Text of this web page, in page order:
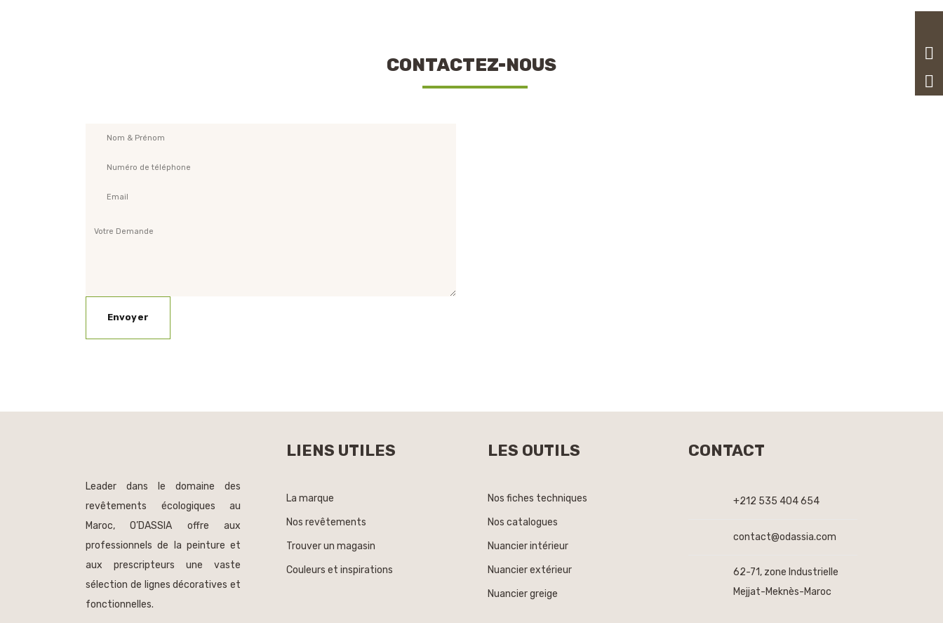
CONTACTEZ-NOUS
Leader dans le domaine des
revêtements écologiques au
Maroc, O’DASSIA offre aux
professionnels de la peinture et
aux prescripteurs une vaste
sélection de lignes décoratives et
fonctionnelles.
LIENS UTILES
La marque
Nos revêtements
Trouver un magasin
Couleurs et inspirations
LES OUTILS
Nos fiches techniques
Nos catalogues
Nuancier intérieur
Nuancier extérieur
Nuancier greige
CONTACT
+212 535 404 654
contact@odassia.com
62-71, zone Industrielle
Mejjat-Meknès-Maroc